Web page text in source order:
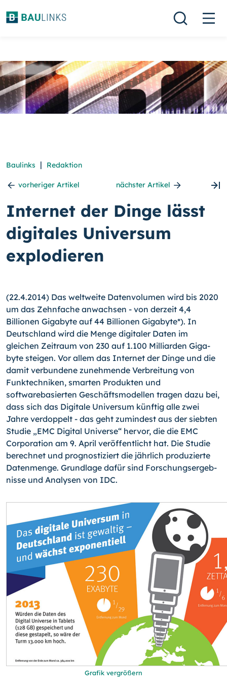
Baulinks | Redaktion
vorheriger Artikel nächster Artikel
Internet der Dinge lässt
digitales Universum
explodieren
(22.4.2014) Das weltweite Datenvolumen wird bis 2020
um das Zehnfache anwach­sen - von derzeit 4,4
Billionen Gigabyte auf 44 Billionen Gigabyte*). In
Deutschland wird die Menge digitaler Daten im
gleichen Zeitraum von 230 auf 1.100 Milliarden Giga­
byte steigen. Vor allem das Internet der Dinge und die
damit verbundene zunehmende Verbreitung von
Funktechniken, smarten Produkten und
softwarebasierten Geschäfts­modellen tragen dazu bei,
dass sich das Digitale Universum künftig alle zwei
Jahre ver­doppelt - das geht zumindest aus der siebten
Studie „EMC Digital Universe“ hervor, die die EMC
Corporation am 9. April veröffentlicht hat. Die Studie
berechnet und prog­nostiziert die jährlich produzierte
Datenmenge. Grundlage dafür sind Forschungsergeb­
nisse und Analysen von IDC.
Grafik vergrößern